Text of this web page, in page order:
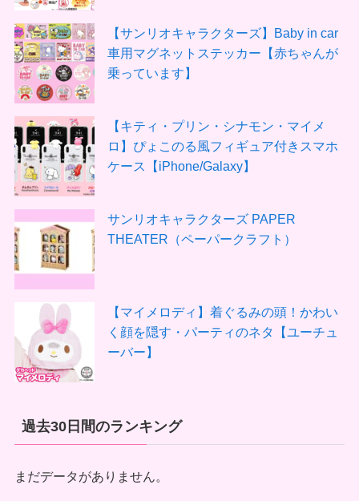
【サンリオキャラクターズ】Baby in car
車用マグネットステッカー【赤ちゃんが
乗っています】
【キティ・プリン・シナモン・マイメ
ロ】ぴょこのる風フィギュア付きスマホ
ケース【iPhone/Galaxy】
サンリオキャラクターズ PAPER
THEATER（ペーパークラフト）
【マイメロディ】着ぐるみの頭！かわい
く顔を隠す・パーティのネタ【ユーチュ
ーバー】
過去30日間のランキング
まだデータがありません。